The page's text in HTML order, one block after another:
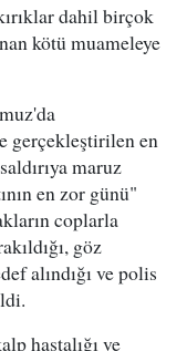
dahil birçok
kötü muameleye
gerçekleştirilen en
maruz
en zor günü"
coplarla
göz
alındığı ve polis
hastalığı ve